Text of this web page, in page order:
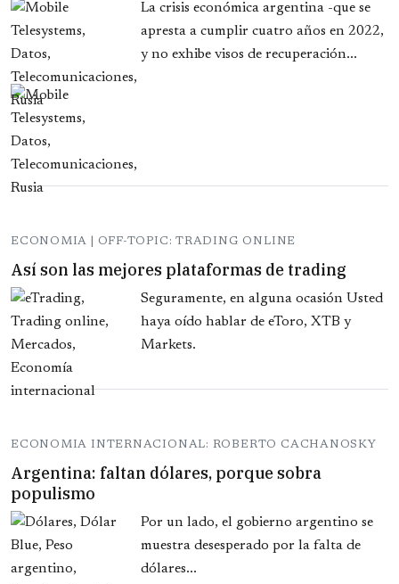
La crisis económica argentina -que se
apresta a cumplir cuatro años en 2022,
y no exhibe visos de recuperación...
ECONOMIA | OFF-TOPIC: TRADING ONLINE
Así son las mejores plataformas de trading
Seguramente, en alguna ocasión Usted
haya oído hablar de eToro, XTB y
Markets.
ECONOMIA INTERNACIONAL: ROBERTO CACHANOSKY
Argentina: faltan dólares, porque sobra
populismo
Por un lado, el gobierno argentino se
muestra desesperado por la falta de
dólares...